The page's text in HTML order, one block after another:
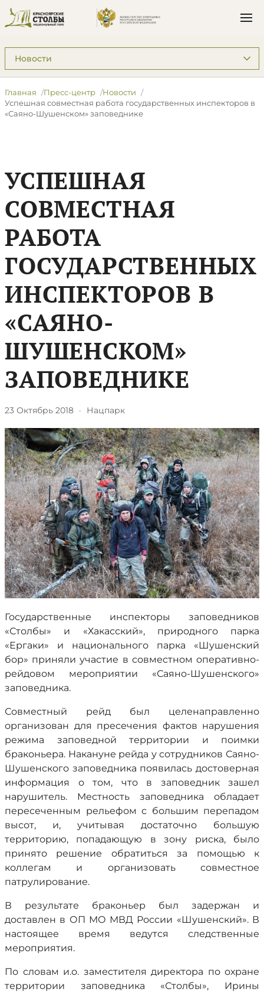
Подразделы: Пресс-центр
Главная Пресс-центр
Новости
Успешная совместная работа государственных инспекторов в
«Саяно-Шушенском» заповеднике
УСПЕШНАЯ
СОВМЕСТНАЯ
РАБОТА
ГОСУДАРСТВЕННЫХ
ИНСПЕКТОРОВ В
«САЯНО-
ШУШЕНСКОМ»
ЗАПОВЕДНИКЕ
23 Октябрь 2018 · Нацпарк
Государственные инспекторы заповедников
«Столбы» и «Хакасский», природного парка
«Ергаки» и национального парка «Шушенский
бор» приняли участие в совместном оперативно-
рейдовом мероприятии «Саяно-Шушенского»
заповедника.
Совместный рейд был целенаправленно
организован для пресечения фактов нарушения
режима заповедной территории и поимки
браконьера. Накануне рейда у сотрудников Саяно-
Шушенского заповедника появилась достоверная
информация о том, что в заповедник зашел
нарушитель. Местность заповедника обладает
пересеченным рельефом с большим перепадом
высот, и, учитывая достаточно большую
территорию, попадающую в зону риска, было
принято решение обратиться за помощью к
коллегам и организовать совместное
патрулирование.
В результате браконьер был задержан и
доставлен в ОП МО МВД России «Шушенский». В
настоящее время ведутся следственные
мероприятия.
По словам и.о. заместителя директора по охране
территории заповедника «Столбы», Ирины